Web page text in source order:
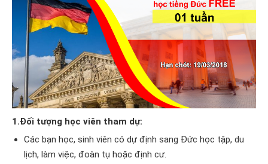
1.Đối tượng học viên tham dự:
Các bạn học, sinh viên có dự định sang Đức học tập, du
lịch, làm việc, đoàn tụ hoặc định cư.